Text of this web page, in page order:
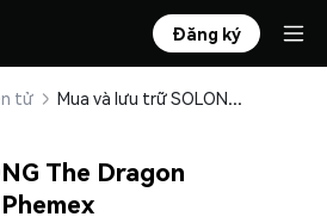
Đăng ký
tử Mua và lưu trữ SOLONG The Dragon (SOLONG) an toàn
The Dragon